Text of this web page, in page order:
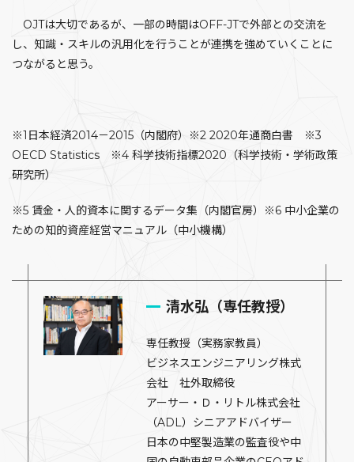
OJTは大切であるが、一部の時間はOFF-JTで外部との交流を
し、知識・スキルの汎用化を行うことが連携を強めていくことに
つながると思う。
※1日本経済2014－2015（内閣府）※2 2020年通商白書 ※3
OECD Statistics ※4 科学技術指標2020（科学技術・学術政策
研究所）
※5 賃金・人的資本に関するデータ集（内閣官房）※6 中小企業の
ための知的資産経営マニュアル（中小機構）
清水弘（専任教授）
専任教授（実務家教員）
ビジネスエンジニアリング株式
会社 社外取締役
アーサー・Ｄ・リトル株式会社
（ADL）シニアアドバイザー
日本の中堅製造業の監査役や中